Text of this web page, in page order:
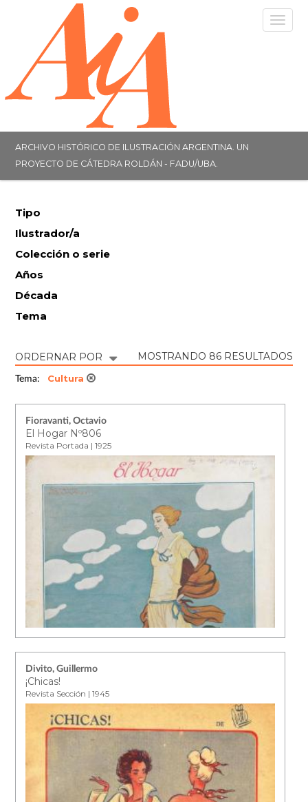
ARCHIVO HISTÓRICO DE ILUSTRACIÓN ARGENTINA. UN
PROYECTO DE CÁTEDRA ROLDÁN - FADU/UBA.
Tipo
Ilustrador/a
Colección o serie
Años
Década
Tema
ORDERNAR POR MOSTRANDO 86 RESULTADOS
Tema: Cultura
Fioravanti, Octavio
El Hogar Nº806
Revista Portada | 1925
Divito, Guillermo
¡Chicas!
Revista Sección | 1945